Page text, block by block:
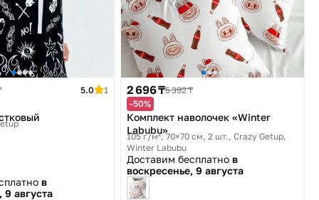
5.0
1
в
9 августа
2 696 ₸5 392 ₸
-50%
Комплект наволочек «Winter
Labubu»
105 г/м², 70×70 см, 2 шт. Crazy Getup,
Winter Labubu
Доставим бесплатно в
воскресенье, 9 августа